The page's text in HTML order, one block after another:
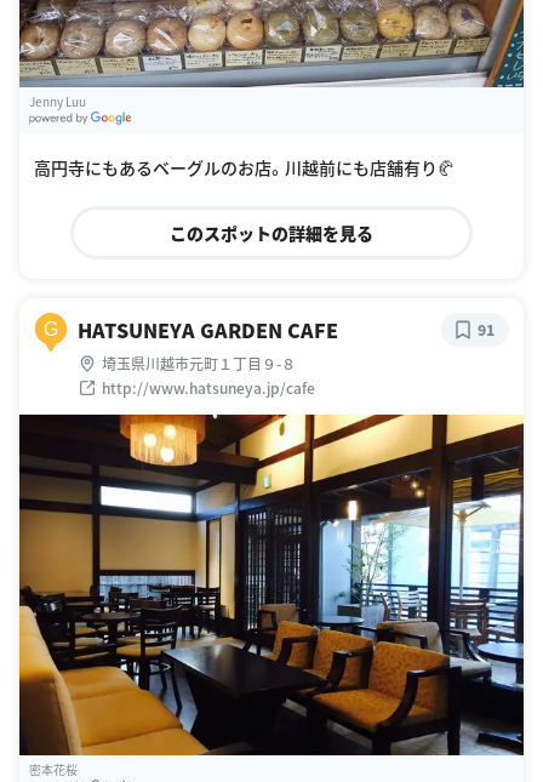
Jenny Luu
高円寺にもあるベーグルのお店。川越前にも店舗有り🥐
このスポットの詳細を見る
G HATSUNEYA GARDEN CAFE
埼玉県川越市元町１丁目９-８
http://www.hatsuneya.jp/cafe
91
密本花桜